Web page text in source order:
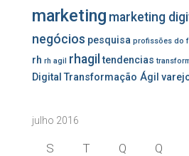
marketing marketing
negócios pesquisa profissões do
rh rh agil rhagil tendencias
Digital Transformação Ágil
julho 2016
S T Q Q